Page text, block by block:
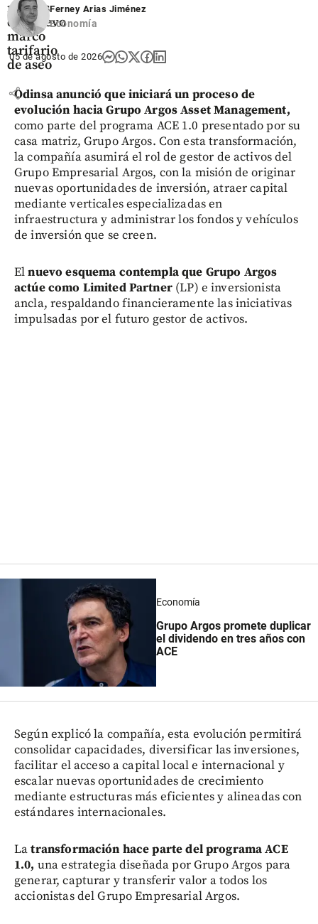
riesgos
del nuevo
marco
tarifario
de aseo
share
Ferney Arias Jiménez
Economía
05 de agosto de 2026
Odinsa anunció que iniciará un proceso de
evolución hacia Grupo Argos Asset Management,
como parte del programa ACE 1.0 presentado por su
casa matriz, Grupo Argos. Con esta transformación,
la compañía asumirá el rol de gestor de activos del
Grupo Empresarial Argos, con la misión de originar
nuevas oportunidades de inversión, atraer capital
mediante verticales especializadas en
infraestructura y administrar los fondos y vehículos
de inversión que se creen.
Elnuevo esquema contempla que Grupo Argos
actúe como Limited Partner (LP) e inversionista
ancla, respaldando financieramente las iniciativas
impulsadas por el futuro gestor de activos.
Economía
Grupo Argos promete duplicar
el dividendo en tres años con
ACE
Según explicó la compañía, esta evolución permitirá
consolidar capacidades, diversificar las inversiones,
facilitar el acceso a capital local e internacional y
escalar nuevas oportunidades de crecimiento
mediante estructuras más eficientes y alineadas con
estándares internacionales.
Latransformación hace parte del programa ACE
1.0, una estrategia diseñada por Grupo Argos para
generar, capturar y transferir valor a todos los
accionistas del Grupo Empresarial Argos.